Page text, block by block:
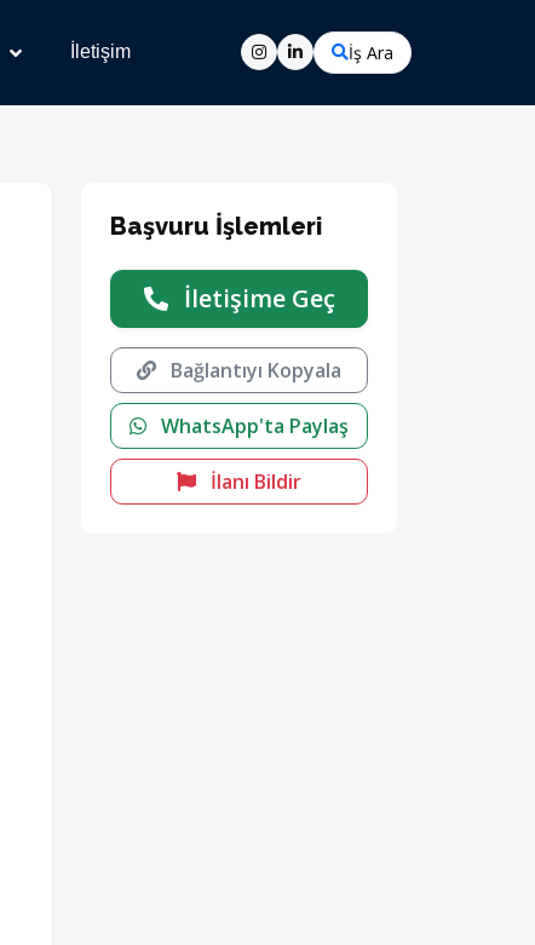
İletişim İş Ara
Başvuru İşlemleri
İletişime Geç
Bağlantıyı Kopyala
WhatsApp'ta Paylaş
İlanı Bildir